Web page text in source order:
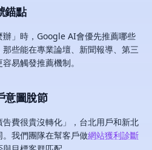
錨點
」時，Google AI會優先推薦哪些
那些能在專業論壇、新聞報導、第三
易觸發推薦機制。
意圖脫節
費很貴沒轉化」，台北用戶和新北
我們團隊在幫客戶做網站獲利診斷